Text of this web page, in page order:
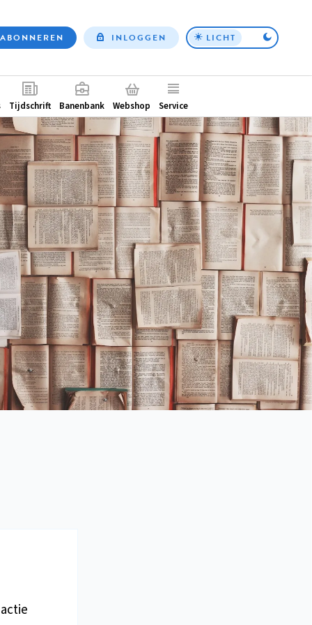
Top
ABONNEREN INLOGGEN LICHT
Tijdschrift Banenbank Webshop Service